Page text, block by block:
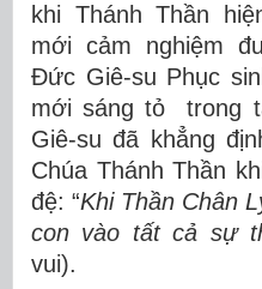
khi Thánh Thần
mới cảm nghiệm
Đức Giê-su Phục
mới sáng tỏ trong
Giê-su đã khẳng
Chúa Thánh Thần
đệ: “Khi Thần Chân
con vào tất cả sự
vui).